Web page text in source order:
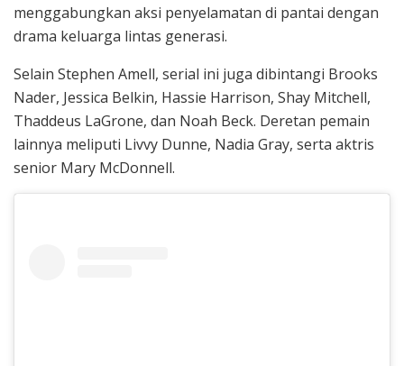
menggabungkan aksi penyelamatan di pantai dengan
drama keluarga lintas generasi.
Selain Stephen Amell, serial ini juga dibintangi Brooks
Nader, Jessica Belkin, Hassie Harrison, Shay Mitchell,
Thaddeus LaGrone, dan Noah Beck. Deretan pemain
lainnya meliputi Livvy Dunne, Nadia Gray, serta aktris
senior Mary McDonnell.